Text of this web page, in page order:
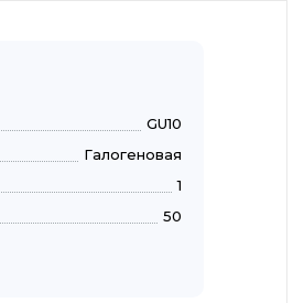
GU10
Галогеновая
1
50